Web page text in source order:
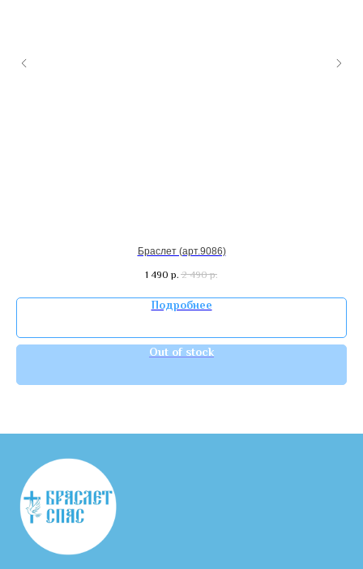
Браслет (арт.9086)
1 490 р. 2 490 р.
Подробнее
Out of stock